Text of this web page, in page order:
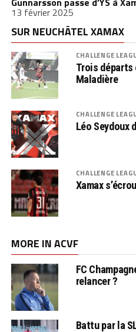
13 février 2025
SUR NEUCHÂTEL XAMAX
CHALLENGE
Trois départs
Maladière
CHALLENGE
Léo Seydoux
CHALLENGE
Xamax
MORE IN ACVF
FC
relancer ?
Battu par la